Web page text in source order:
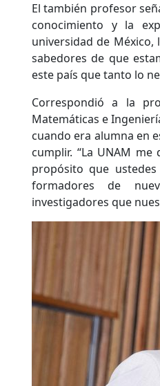
El también profesor
conocimiento y la
universidad de México,
sabedores de que
este país que tanto lo
Correspondió a la
Matemáticas e
cuando era alumna en
cumplir. “La UNAM
propósito que
formadores de
investigadores que